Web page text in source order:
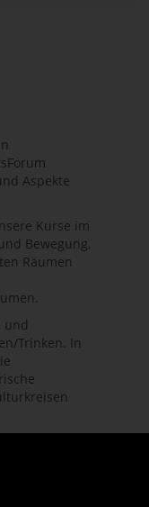
Aspekte
Kurse im
Bewegung,
Räumen
und
Trinken. In